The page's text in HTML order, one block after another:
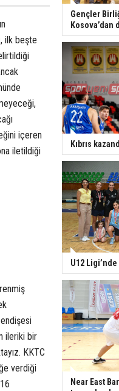
ilk beşte
içeren
iletildiği
ileriki bir
KKTC
verdiği
Gençler
Kosova’dan
Kıbrıs
U12
Near East